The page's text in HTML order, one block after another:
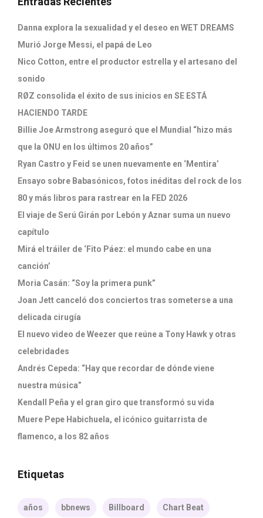
Danna explora la sexualidad y el deseo en WET DREAMS
Murió Jorge Messi, el papá de Leo
Nico Cotton, entre el productor estrella y el artesano del
sonido
RØZ consolida el éxito de sus inicios en SE ESTÁ
HACIENDO TARDE
Billie Joe Armstrong aseguró que el Mundial “hizo más
que la ONU en los últimos 20 años”
Ryan Castro y Feid se unen nuevamente en ‘Mentira’
Ensayo sobre Babasónicos, fotos inéditas del rock de los
80 y más libros para rastrear en la FED 2026
El viaje de Serú Girán por Lebón y Aznar suma un nuevo
capítulo
Mirá el tráiler de ‘Fito Páez: el mundo cabe en una
canción’
Moria Casán: “Soy la primera punk”
Joan Jett canceló dos conciertos tras someterse a una
delicada cirugía
El nuevo video de Weezer que reúne a Tony Hawk y otras
celebridades
Andrés Cepeda: “Hay que recordar de dónde viene
nuestra música”
Kendall Peña y el gran giro que transformó su vida
Muere Pepe Habichuela, el icónico guitarrista de
flamenco, a los 82 años
Etiquetas
años bbnews Billboard Chart Beat